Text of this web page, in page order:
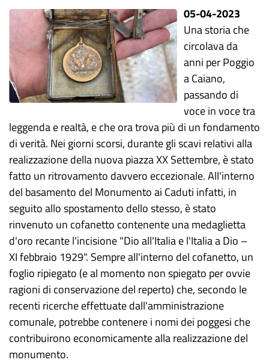
05-04-2023
Una storia che
circolava da
anni per Poggio
a Caiano,
passando di
voce in voce tra
leggenda e realtà, e che ora trova più di un fondamento
di verità. Nei giorni scorsi, durante gli scavi relativi alla
realizzazione della nuova piazza XX Settembre, è stato
fatto un ritrovamento davvero eccezionale. All'interno
del basamento del Monumento ai Caduti infatti, in
seguito allo spostamento dello stesso, è stato
rinvenuto un cofanetto contenente una medaglietta
d'oro recante l'incisione "Dio all'Italia e l'Italia a Dio –
XI febbraio 1929". Sempre all'interno del cofanetto, un
foglio ripiegato (e al momento non spiegato per ovvie
ragioni di conservazione del reperto) che, secondo le
recenti ricerche effettuate dall'amministrazione
comunale, potrebbe contenere i nomi dei poggesi che
contribuirono economicamente alla realizzazione del
monumento.